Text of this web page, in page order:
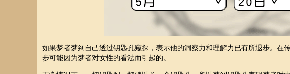
如果梦者梦到自己透过钥匙孔窥探，表示他的洞察力和理解力已有所退步。在
步可能因为梦者对女性的看法而引起的。